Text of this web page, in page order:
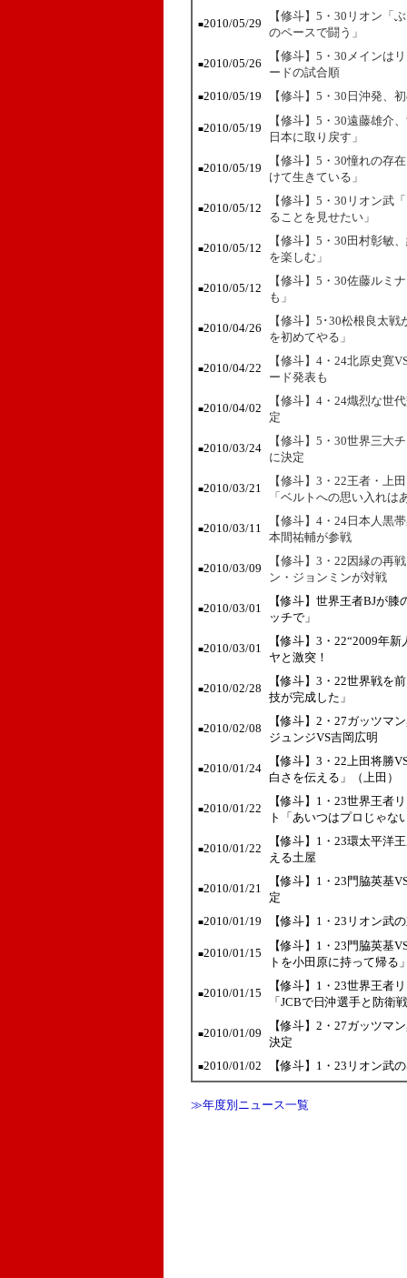
■2010/05/29
【修斗】5・30リオン「
のペースで闘う」
■2010/05/26
【修斗】5・30メインは
ードの試合順
■2010/05/19 【修斗】5・30日沖発、
■2010/05/19
【修斗】5・30遠藤雄介
日本に取り戻す」
■2010/05/19
【修斗】5・30憧れの存
けて生きている」
■2010/05/12
【修斗】5・30リオン武
ることを見せたい」
■2010/05/12
【修斗】5・30田村彰敏
を楽しむ」
■2010/05/12
【修斗】5・30佐藤ルミ
も」
■2010/04/26
【修斗】5･30松根良太
を初めてやる」
■2010/04/22
【修斗】4・24北原史寛
ード発表も
■2010/04/02
【修斗】4・24熾烈な世
定
■2010/03/24
【修斗】5・30世界三大
に決定
■2010/03/21
【修斗】3・22王者・上
「ベルトへの思い入れは
■2010/03/11
【修斗】4・24日本人黒
本間祐輔が参戦
■2010/03/09
【修斗】3・22因縁の再
ン・ジョンミンが対戦
■2010/03/01
【修斗】世界王者BJが
ッチで」
■2010/03/01
【修斗】3・22“2009年
ヤと激突！
■2010/02/28
【修斗】3・22世界戦
技が完成した」
■2010/02/08
【修斗】2・27ガッツマ
ジュンジVS吉岡広明
■2010/01/24
【修斗】3・22上田将勝
白さを伝える」（上田）
■2010/01/22
【修斗】1・23世界王者
ト「あいつはプロじゃな
■2010/01/22
【修斗】1・23環太平洋
える土屋
■2010/01/21
【修斗】1・23門脇英基
定
■2010/01/19 【修斗】1・23リオン武
■2010/01/15
【修斗】1・23門脇英基
トを小田原に持って帰る
■2010/01/15
【修斗】1・23世界王者
「JCBで日沖選手と防衛
■2010/01/09
【修斗】2・27ガッツマ
決定
■2010/01/02 【修斗】1・23リオン武
≫年度別ニュース一覧